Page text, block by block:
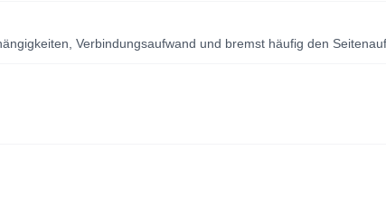
Verbindungsaufwand und bremst häufig den